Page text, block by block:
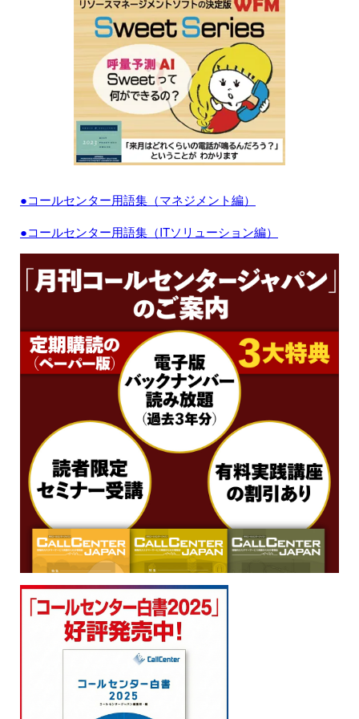
●コールセンター用語集（マネジメント編）
●コールセンター用語集（ITソリューション編）